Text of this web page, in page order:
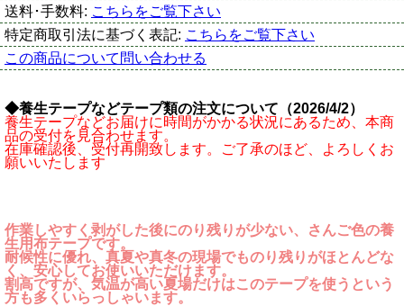
送料･手数料: こちらをご覧下さい
特定商取引法に基づく表記: こちらをご覧下さい
この商品について問い合わせる
◆養生テープなどテープ類の注文について（2026/4/2）
養生テープなどお届けに時間がかかる状況にあるため、本商
品の受付を見合わせます。
在庫確認後、受付再開致します。ご了承のほど、よろしくお
願いいたします
作業しやすく剥がした後にのり残りが少ない、さんご色の養
生用布テープです。
耐候性に優れ、真夏や真冬の現場でものり残りがほとんどな
く、安心してお使いいただけます。
割高ですが、気温が高い夏場だけはこのテープを使うという
方も多くいらっしゃいます。